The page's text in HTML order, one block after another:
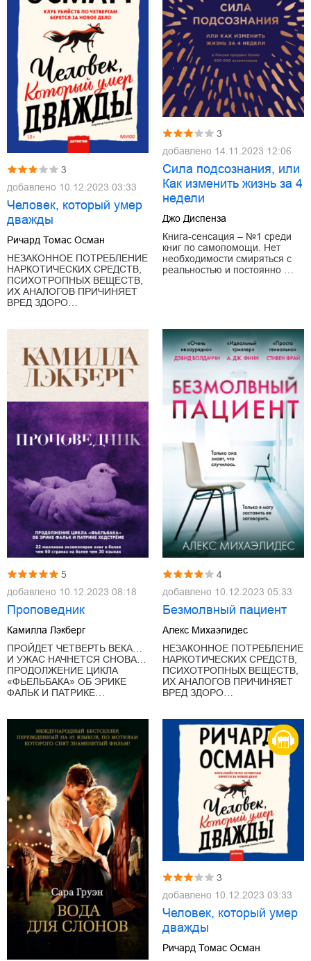
3
добавлено 10.12.2023 03:33
Человек, который умер
дважды
Ричард Томас Осман
НЕЗАКОННОЕ ПОТРЕБЛЕНИЕ
НАРКОТИЧЕСКИХ СРЕДСТВ,
ПСИХОТРОПНЫХ ВЕЩЕСТВ,
ИХ АНАЛОГОВ ПРИЧИНЯЕТ
ВРЕД ЗДОРО…
3
добавлено 14.11.2023 12:06
Сила подсознания, или
Как изменить жизнь за 4
недели
Джо Диспенза
Книга-сенсация ‒ №1 среди
книг по самопомощи. Нет
необходимости смиряться с
реальностью и постоянно …
5
добавлено 10.12.2023 08:18
Проповедник
Камилла Лэкберг
ПРОЙДЕТ ЧЕТВЕРТЬ ВЕКА…
И УЖАС НАЧНЕТСЯ СНОВА…
ПРОДОЛЖЕНИЕ ЦИКЛА
«ФЬЕЛЬБАКА» ОБ ЭРИКЕ
ФАЛЬК И ПАТРИКЕ…
4
добавлено 10.12.2023 05:33
Безмолвный пациент
Алекс Михаэлидес
НЕЗАКОННОЕ ПОТРЕБЛЕНИЕ
НАРКОТИЧЕСКИХ СРЕДСТВ,
ПСИХОТРОПНЫХ ВЕЩЕСТВ,
ИХ АНАЛОГОВ ПРИЧИНЯЕТ
ВРЕД ЗДОРО…
3
добавлено 10.12.2023 03:33
Человек, который умер
дважды
Ричард Томас Осман